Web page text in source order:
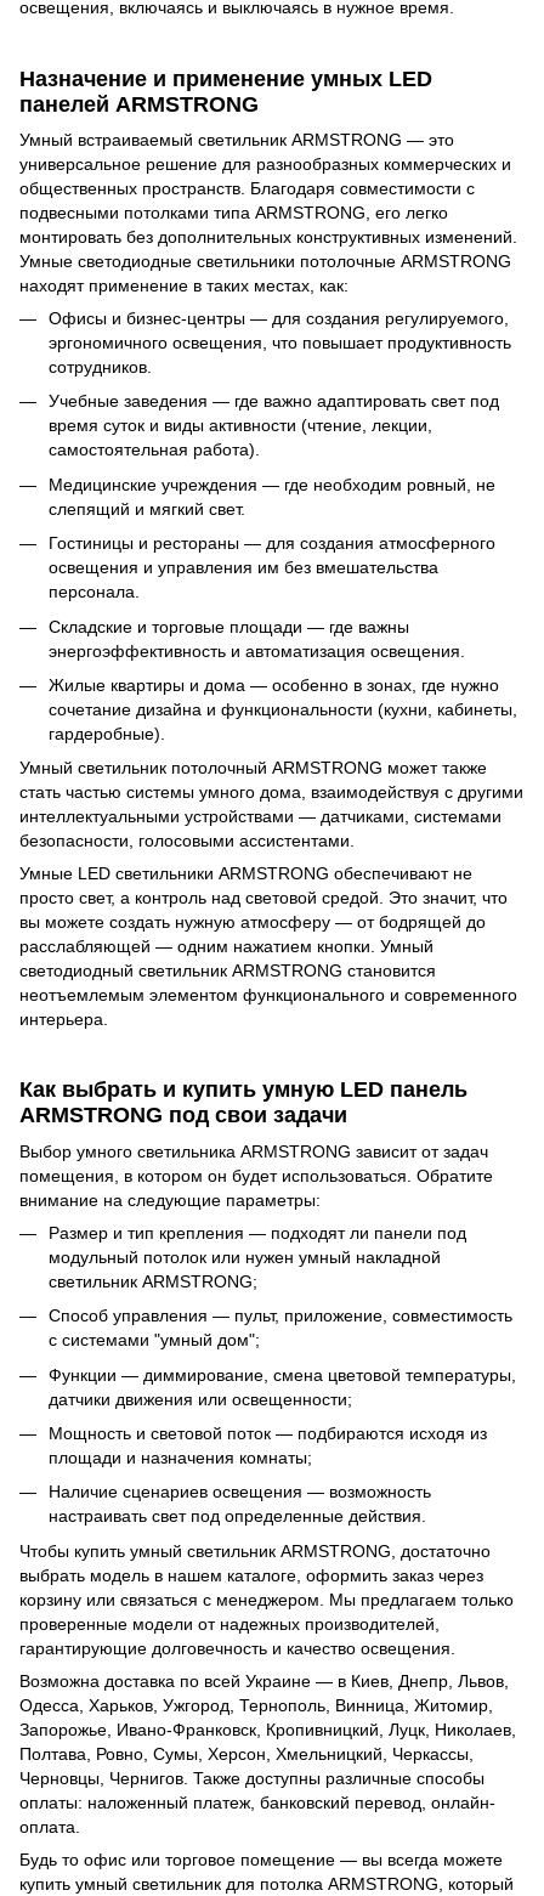
освещения, включаясь и выключаясь в нужное время.
Назначение и применение умных LED
панелей ARMSTRONG
Умный встраиваемый светильник ARMSTRONG — это
универсальное решение для разнообразных коммерческих и
общественных пространств. Благодаря совместимости с
подвесными потолками типа ARMSTRONG, его легко
монтировать без дополнительных конструктивных изменений.
Умные светодиодные светильники потолочные ARMSTRONG
находят применение в таких местах, как:
Офисы и бизнес-центры — для создания регулируемого,
эргономичного освещения, что повышает продуктивность
сотрудников.
Учебные заведения — где важно адаптировать свет под
время суток и виды активности (чтение, лекции,
самостоятельная работа).
Медицинские учреждения — где необходим ровный, не
слепящий и мягкий свет.
Гостиницы и рестораны — для создания атмосферного
освещения и управления им без вмешательства
персонала.
Складские и торговые площади — где важны
энергоэффективность и автоматизация освещения.
Жилые квартиры и дома — особенно в зонах, где нужно
сочетание дизайна и функциональности (кухни, кабинеты,
гардеробные).
Умный светильник потолочный ARMSTRONG может также
стать частью системы умного дома, взаимодействуя с другими
интеллектуальными устройствами — датчиками, системами
безопасности, голосовыми ассистентами.
Умные LED светильники ARMSTRONG обеспечивают не
просто свет, а контроль над световой средой. Это значит, что
вы можете создать нужную атмосферу — от бодрящей до
расслабляющей — одним нажатием кнопки. Умный
светодиодный светильник ARMSTRONG становится
неотъемлемым элементом функционального и современного
интерьера.
Как выбрать и купить умную LED панель
ARMSTRONG под свои задачи
Выбор умного светильника ARMSTRONG зависит от задач
помещения, в котором он будет использоваться. Обратите
внимание на следующие параметры:
Размер и тип крепления — подходят ли панели под
модульный потолок или нужен умный накладной
светильник ARMSTRONG;
Способ управления — пульт, приложение, совместимость
с системами "умный дом";
Функции — диммирование, смена цветовой температуры,
датчики движения или освещенности;
Мощность и световой поток — подбираются исходя из
площади и назначения комнаты;
Наличие сценариев освещения — возможность
настраивать свет под определенные действия.
Чтобы купить умный светильник ARMSTRONG, достаточно
выбрать модель в нашем каталоге, оформить заказ через
корзину или связаться с менеджером. Мы предлагаем только
проверенные модели от надежных производителей,
гарантирующие долговечность и качество освещения.
Возможна доставка по всей Украине — в Киев, Днепр, Львов,
Одесса, Харьков, Ужгород, Тернополь, Винница, Житомир,
Запорожье, Ивано-Франковск, Кропивницкий, Луцк, Николаев,
Полтава, Ровно, Сумы, Херсон, Хмельницкий, Черкассы,
Черновцы, Чернигов. Также доступны различные способы
оплаты: наложенный платеж, банковский перевод, онлайн-
оплата.
Будь то офис или торговое помещение — вы всегда можете
купить умный светильник для потолка ARMSTRONG, который